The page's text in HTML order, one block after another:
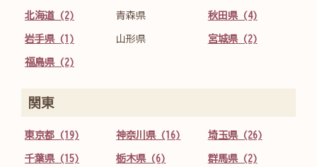
北海道 (2) 青森県 秋田県 (4)
岩手県 (1) 山形県 宮城県 (2)
福島県 (2)
関東
東京都 (19) 神奈川県 (16) 埼玉県 (26)
千葉県 (15) 栃木県 (6) 群馬県 (2)